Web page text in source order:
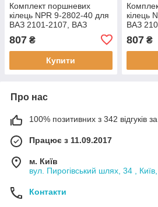
Комплект поршневих
кілець NPR 9-2802-40 для
ВАЗ 2101-2107, ВАЗ
21081 маслоз'ємне-сталь
(набірне), 76.40 (1.5
807 ₴
Купити
кілець
ВАЗ
21081
807₴
Про нас
100% позитивних з 342 відгуків за
Працює з 11.09.2017
м. Київ
вул. Пирогівський шлях, 34 ,
Контакти